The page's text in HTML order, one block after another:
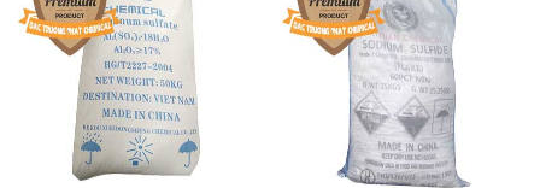
ĐẮC TRƯỜNG PHÁT
🌐 Website: https://hoachatviet.net/
📞 Hotline: - 0933.920.505 - 028.3504.5555
- 028.3756.1835 - 028.3756.1840 - 028.3756.1841-